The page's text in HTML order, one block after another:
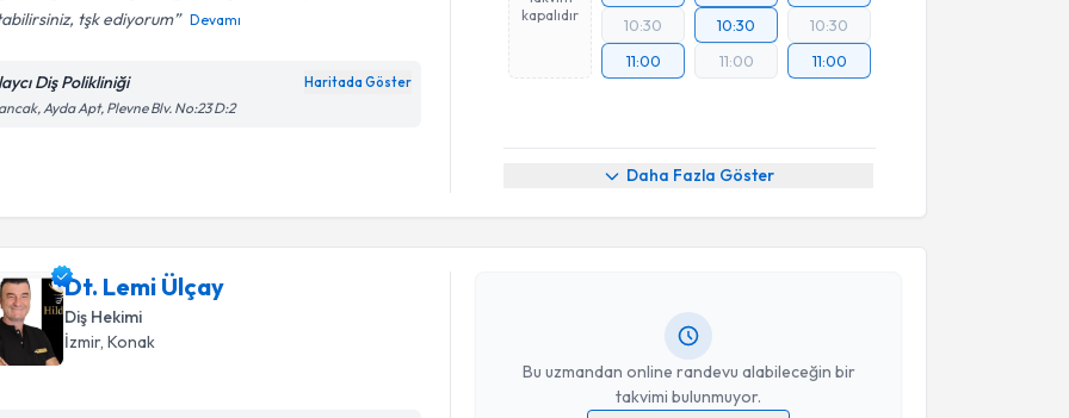
tşk ediyorum
Devamı
Diş Polikliniği Haritada Göster
Ayda Apt, Plevne Blv. No:23 D:2
kapalıdır
10:30
11:00
10:30
11:00
10:30
11:00
Daha Fazla Göster
Dt. Lemi Ülçay
Diş Hekimi
İzmir, Konak
Bu uzmandan online randevu alabileceğin bir
takvimi bulunmuyor.
Randevu Takvimi Talebi
Dt. Lemi Ülçayiçin randevu takvimi talebi oluşturun. Size bu
uzmandan randevu almanız için bir takvim hazırlandığında e-